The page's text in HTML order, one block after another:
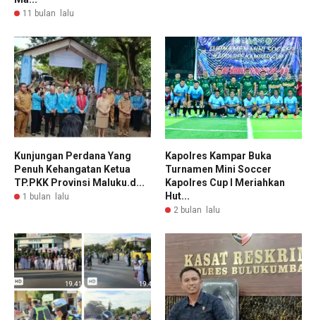
11 bulan lalu
Kunjungan Perdana Yang
Penuh Kehangatan Ketua
TP.PKK Provinsi Maluku.d...
1 bulan lalu
Kapolres Kampar Buka
Turnamen Mini Soccer
Kapolres Cup I Meriahkan
Hut...
2 bulan lalu